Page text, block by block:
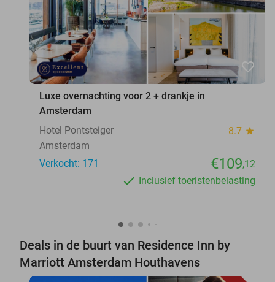
favorite_border
Luxe overnachting voor 2 + drankje in
Amsterdam
Hotel Pontsteiger
8.7 star
Amsterdam
Verkocht: 171
€109,12
Inclusief toeristenbelasting
Deals in de buurt van Residence Inn by
Marriott Amsterdam Houthavens